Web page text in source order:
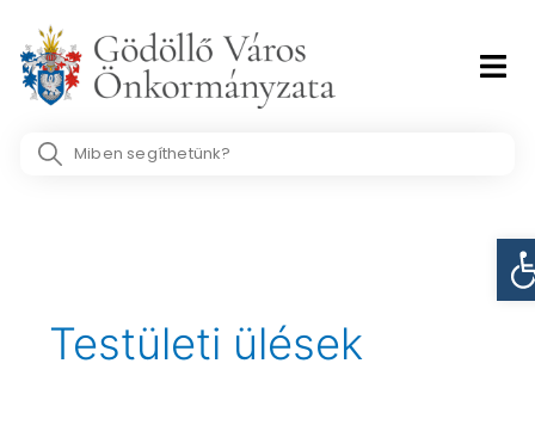
content
Search
Testületi ülések